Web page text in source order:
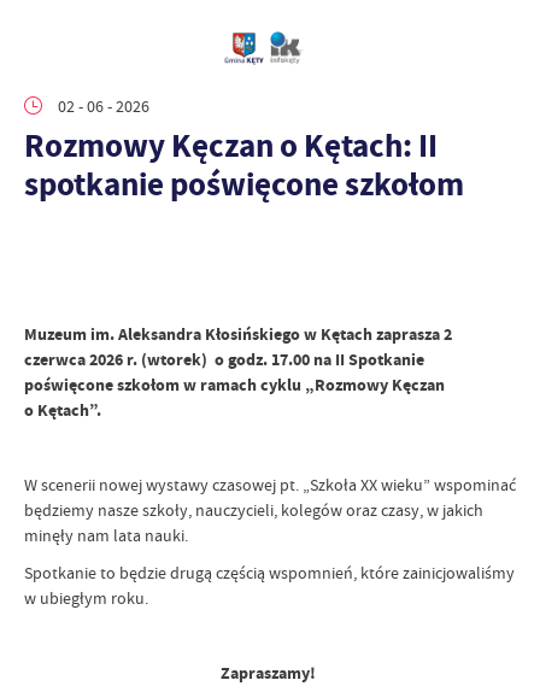
02 - 06 - 2026
Rozmowy Kęczan o Kętach: II
spotkanie poświęcone szkołom
Muzeum im. Aleksandra Kłosińskiego w Kętach zaprasza 2
czerwca 2026 r. (wtorek) o godz. 17.00 na II Spotkanie
poświęcone szkołom w ramach cyklu „Rozmowy Kęczan
o Kętach”.
W scenerii nowej wystawy czasowej pt. „Szkoła XX wieku” wspominać
będziemy nasze szkoły, nauczycieli, kolegów oraz czasy, w jakich
minęły nam lata nauki.
Spotkanie to będzie drugą częścią wspomnień, które zainicjowaliśmy
w ubiegłym roku.
Zapraszamy!